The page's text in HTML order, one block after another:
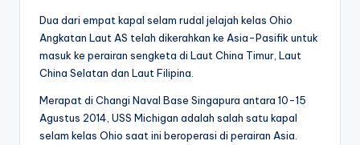
Dua dari empat kapal selam rudal jelajah kelas Ohio
Angkatan Laut AS telah dikerahkan ke Asia-Pasifik untuk
masuk ke perairan sengketa di Laut China Timur, Laut
China Selatan dan Laut Filipina.
Merapat di Changi Naval Base Singapura antara 10-15
Agustus 2014, USS Michigan adalah salah satu kapal
selam kelas Ohio saat ini beroperasi di perairan Asia.